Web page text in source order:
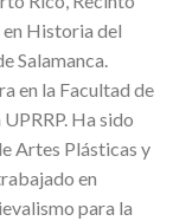
Historia del
Salamanca.
en la Facultad de
Ha sido
Artes Plásticas y
en
para la